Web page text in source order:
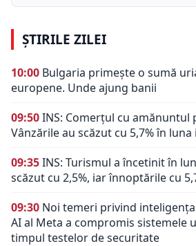
ȘTIRILE ZILEI
10:00 Bulgaria primește o sumă
europene. Unde ajung banii
09:50INS: Comerțul cu amănuntul
Vânzările au scăzut cu 5,7% în luna
09:35INS: Turismul a încetinit în
scăzut cu 2,5%, iar înnoptările cu
09:30 Noi temeri privind
AI al Meta a compromis sistemele
timpul testelor de securitate